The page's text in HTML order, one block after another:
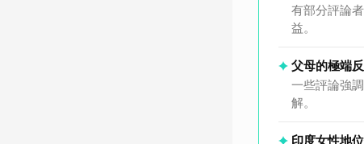
有部分評論
益。
父母的極端
一些評論強
解。
印度女性地